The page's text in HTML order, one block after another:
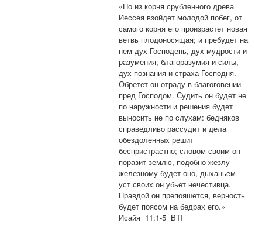
«Но из корня срубленного древа
Иессея взойдет молодой побег, от
самого корня его произрастет новая
ветвь плодоносящая; и пребудет на
нем дух Господень, дух мудрости и
разумения, благоразумия и силы,
дух познания и страха Господня.
Обретет он отраду в благоговении
пред Господом. Судить он будет не
по наружности и решения будет
выносить не по слухам: бедняков
справедливо рассудит и дела
обездоленных решит
беспристрастно; словом своим он
поразит землю, подобно жезлу
железному будет оно, дыханьем
уст своих он убьет нечестивца.
Правдой он препояшется, верность
будет поясом на бедрах его.»
Исайя 11:1-5 BTI